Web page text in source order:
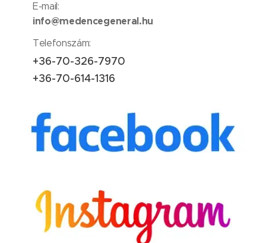
E-mail:
info@medencegeneral.hu
Telefonszám:
+36-70-326-7970
+36-70-614-1316